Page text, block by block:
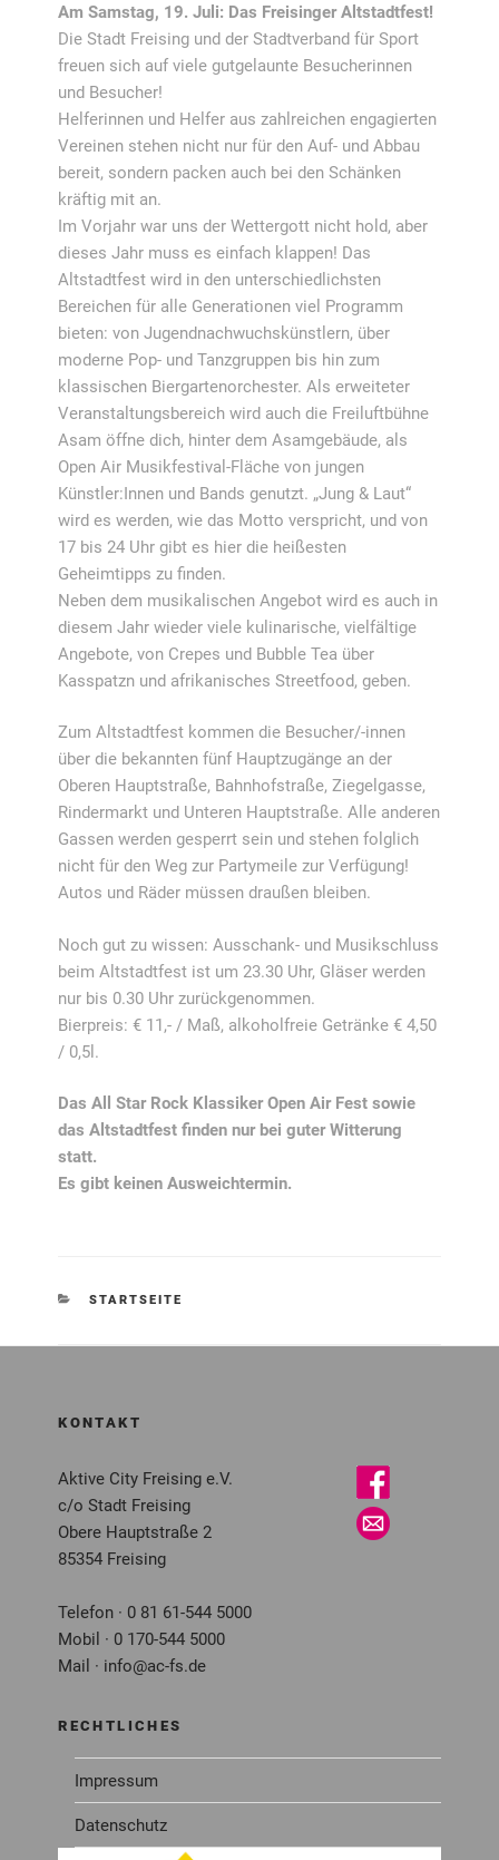
Am Samstag, 19. Juli: Das Freisinger Altstadtfest!
Die Stadt Freising und der Stadtverband für Sport
freuen sich auf viele gutgelaunte Besucherinnen
und Besucher!
Helferinnen und Helfer aus zahlreichen engagierten
Vereinen stehen nicht nur für den Auf- und Abbau
bereit, sondern packen auch bei den Schänken
kräftig mit an.
Im Vorjahr war uns der Wettergott nicht hold, aber
dieses Jahr muss es einfach klappen! Das
Altstadtfest wird in den unterschiedlichsten
Bereichen für alle Generationen viel Programm
bieten: von Jugendnachwuchskünstlern, über
moderne Pop- und Tanzgruppen bis hin zum
klassischen Biergartenorchester. Als erweiteter
Veranstaltungsbereich wird auch die Freiluftbühne
Asam öffne dich, hinter dem Asamgebäude, als
Open Air Musikfestival-Fläche von jungen
Künstler:Innen und Bands genutzt. „Jung & Laut“
wird es werden, wie das Motto verspricht, und von
17 bis 24 Uhr gibt es hier die heißesten
Geheimtipps zu finden.
Neben dem musikalischen Angebot wird es auch in
diesem Jahr wieder viele kulinarische, vielfältige
Angebote, von Crepes und Bubble Tea über
Kasspatzn und afrikanisches Streetfood, geben.
Zum Altstadtfest kommen die Besucher/-innen
über die bekannten fünf Hauptzugänge an der
Oberen Hauptstraße, Bahnhofstraße, Ziegelgasse,
Rindermarkt und Unteren Hauptstraße. Alle anderen
Gassen werden gesperrt sein und stehen folglich
nicht für den Weg zur Partymeile zur Verfügung!
Autos und Räder müssen draußen bleiben.
Noch gut zu wissen: Ausschank- und Musikschluss
beim Altstadtfest ist um 23.30 Uhr, Gläser werden
nur bis 0.30 Uhr zurückgenommen.
Bierpreis: € 11,- / Maß, alkoholfreie Getränke € 4,50
/ 0,5l.
Das All Star Rock Klassiker Open Air Fest sowie
das Altstadtfest finden nur bei guter Witterung
statt.
Es gibt keinen Ausweichtermin.
KATEGORIEN
STARTSEITE
KONTAKT
Aktive City Freising e.V.
c/o Stadt Freising
Obere Hauptstraße 2
85354 Freising
Telefon · 0 81 61-544 5000
Mobil · 0 170-544 5000
Mail · info@ac-fs.de
RECHTLICHES
Impressum
Datenschutz